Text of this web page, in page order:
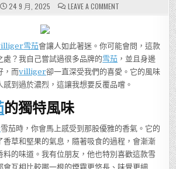
24 9 月, 2025 LEAVE A COMMENTON
喜
的
你
可
錯
過；
VILLIGER
雪
驗
前
所
未
有
的
雪茄會讓人如此著迷。你可能會問，這款
處？我自己嘗試過很多品牌的雪茄 ，並且身邊
，而villiger卻一直深受我們的喜愛。它的風味
到過於濃烈，這讓我想要反覆品嚐。
的獨特風味
雪茄時，你會馬上感受到那股優雅的香氣。它的
香草和堅果的氣息，隨著吸食的過程，會漸漸
料的味道。我有位朋友，他也特別喜歡這款雪
會互相比較哪一根的煙霧更悠長、味覺更細